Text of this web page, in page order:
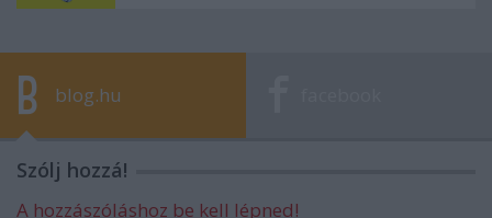
blog.hu
Szólj hozzá!
A hozzászóláshoz be kell lépned!